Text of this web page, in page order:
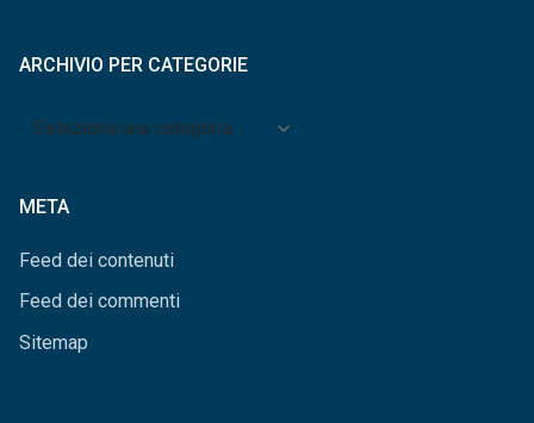
ARCHIVIO PER CATEGORIE
Archivio
META
Feed dei contenuti
Feed dei commenti
Sitemap